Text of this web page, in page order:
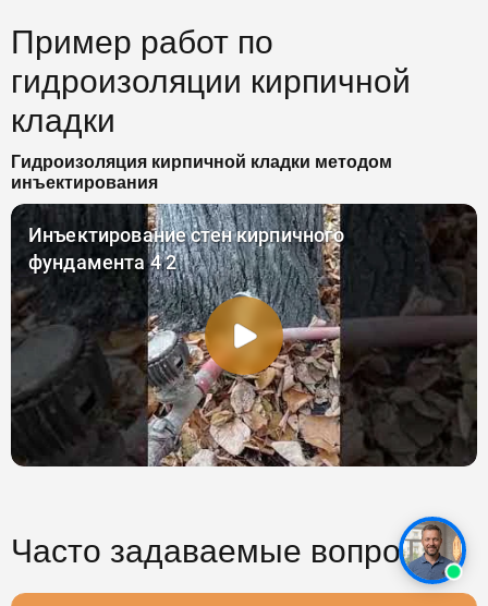
Пример работ по
гидроизоляции кирпичной
кладки
Гидроизоляция кирпичной кладки методом
инъектирования
Часто задаваемые вопросы